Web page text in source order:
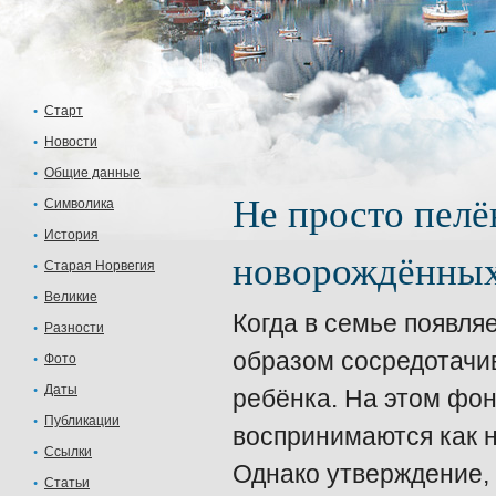
Старт
Новости
Общие данные
Символика
История
Старая Норвегия
Великие
Разности
Фото
Даты
Публикации
Ссылки
Статьи
Не просто
Когда в семье
образом
ребёнка. На этом
воспринимаются как
Однако